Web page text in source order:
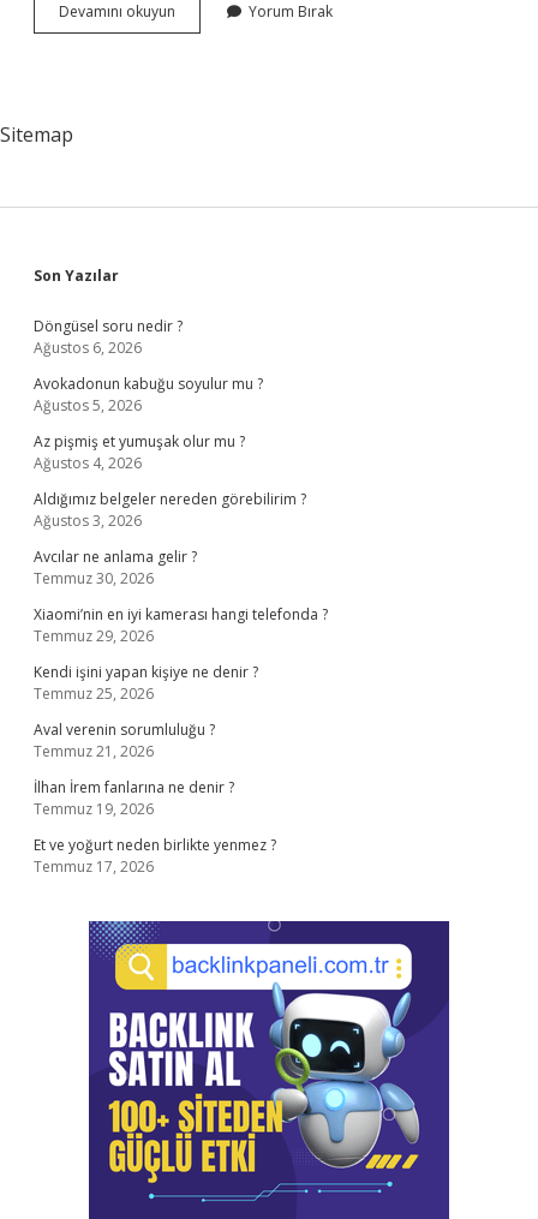
Devamını okuyun
Neden
Yorum Bırak
Sitemap
Sidebar
Son Yazılar
Döngüsel soru nedir ?
Ağustos 6, 2026
Avokadonun kabuğu soyulur mu ?
Ağustos 5, 2026
Az pişmiş et yumuşak olur mu ?
Ağustos 4, 2026
Aldığımız belgeler nereden görebilirim ?
Ağustos 3, 2026
Avcılar ne anlama gelir ?
Temmuz 30, 2026
Xiaomi’nin en iyi kamerası hangi telefonda ?
Temmuz 29, 2026
Kendi işini yapan kişiye ne denir ?
Temmuz 25, 2026
Aval verenin sorumluluğu ?
Temmuz 21, 2026
İlhan İrem fanlarına ne denir ?
Temmuz 19, 2026
Et ve yoğurt neden birlikte yenmez ?
Temmuz 17, 2026